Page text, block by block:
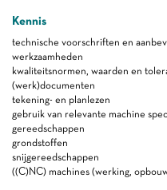
Kennis
technische voorschriften en
werkzaamheden
kwaliteitsnormen, waarden en
(werk)documenten
tekening- en planlezen
gebruik van relevante machine
gereedschappen
grondstoffen
snijgereedschappen
((C)NC) machines (werking,